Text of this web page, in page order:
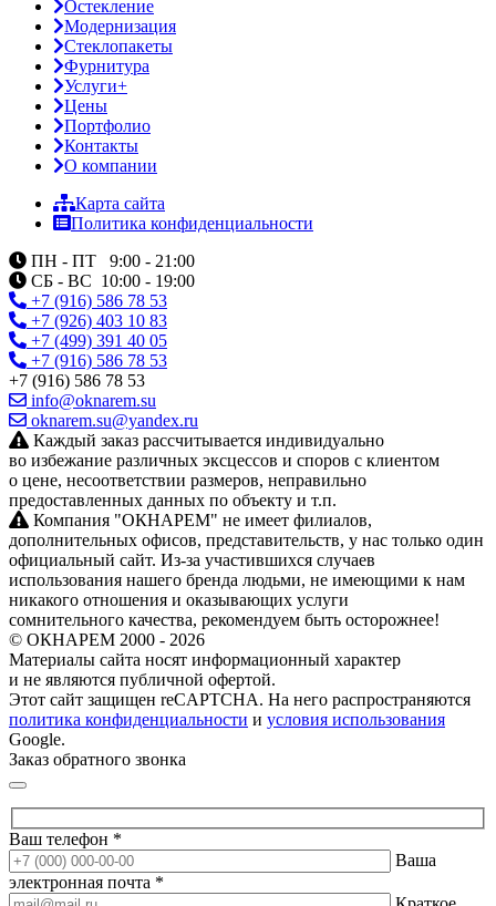
Остекление
Модернизация
Стеклопакеты
Фурнитура
Услуги+
Цены
Портфолио
Контакты
О компании
Карта сайта
Политика конфиденциальности
ПН - ПТ 9:00 - 21:00
СБ - ВС 10:00 - 19:00
+7 (916) 586 78 53
+7 (926) 403 10 83
+7 (499) 391 40 05
+7 (916) 586 78 53
+7 (916) 586 78 53
info@oknarem.su
oknarem.su@yandex.ru
Каждый заказ рассчитывается индивидуально
во избежание различных эксцессов и споров с клиентом
о цене, несоответствии размеров, неправильно
предоставленных данных по объекту и т.п.
Компания "ОКНАРЕМ" не имеет филиалов,
дополнительных офисов, представительств, у нас только один
официальный сайт. Из‑за участившихся случаев
использования нашего бренда людьми, не имеющими к нам
никакого отношения и оказывающих услуги
сомнительного качества, рекомендуем быть осторожнее!
© ОКНАРЕМ 2000 - 2026
Материалы сайта носят информационный характер
и не являются публичной офертой.
Этот сайт защищен reCAPTCHA. На него распространяются
политика конфиденциальности и условия использования
Google.
Заказ обратного звонка
Ваш телефон *
Ваша
электронная почта *